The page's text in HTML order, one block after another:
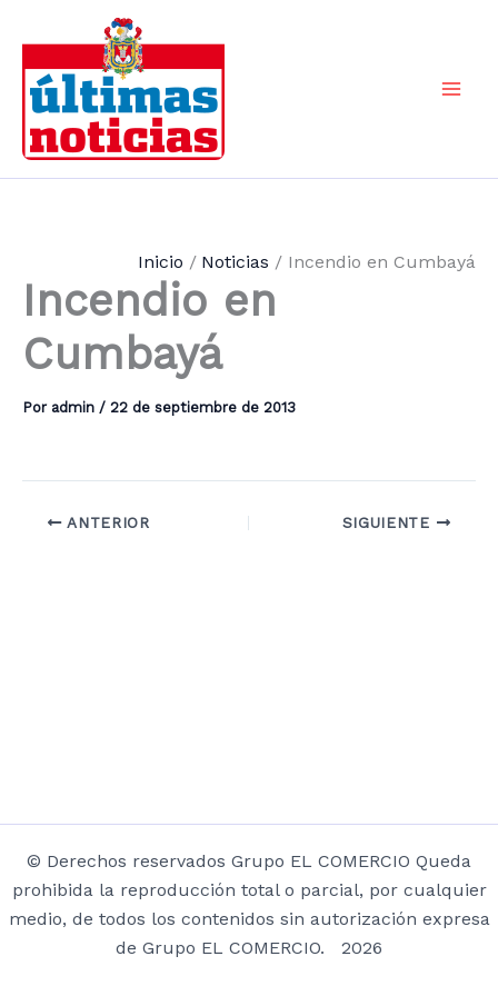
contenido
Inicio Noticias Incendio en Cumbayá
Incendio en
Cumbayá
Por admin / 22 de septiembre de 2013
ANTERIOR SIGUIENTE
© Derechos reservados Grupo EL COMERCIO Queda
prohibida la reproducción total o parcial, por cualquier
medio, de todos los contenidos sin autorización expresa
de Grupo EL COMERCIO. 2026